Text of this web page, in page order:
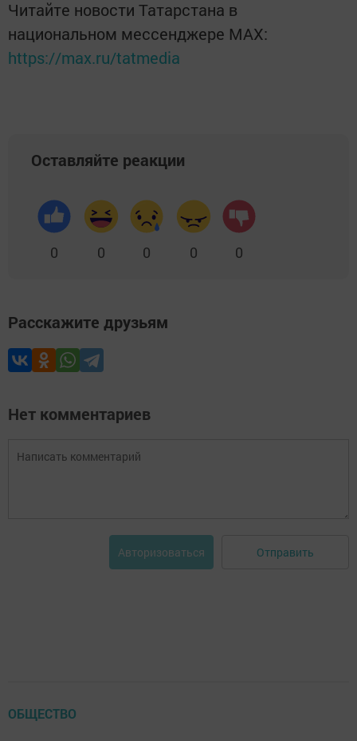
Читайте новости Татарстана в
национальном мессенджере MАХ:
https://max.ru/tatmedia
Оставляйте реакции
0 0 0 0 0
Расскажите друзьям
Нет комментариев
Авторизоваться Отправить
ОБЩЕСТВО